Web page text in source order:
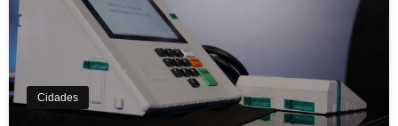
Cidades